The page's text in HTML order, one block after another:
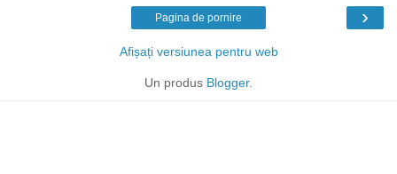
›
Pagina de pornire
Afișați versiunea pentru web
Un produs Blogger.